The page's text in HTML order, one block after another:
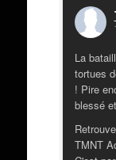
La
tortues
! Pire
blessé
TMNT